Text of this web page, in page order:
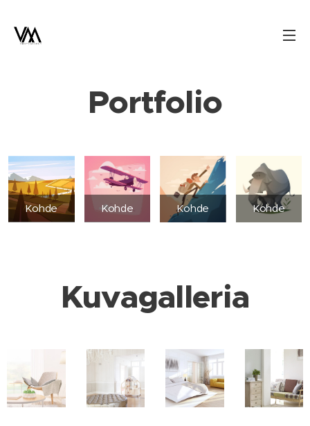
Portfolio
Kohde Kohde Kohde Kohde
Kuvagalleria